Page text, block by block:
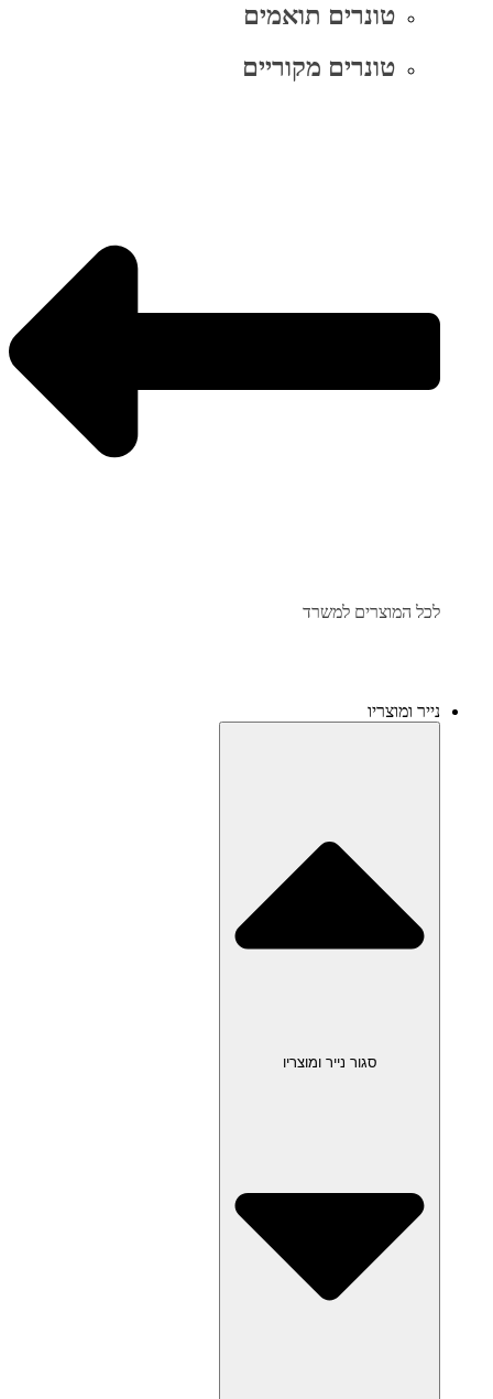
טונרים תואמים
טונרים מקוריים
לכל המוצרים למשרד
נייר ומוצריו
סגור נייר ומוצריו